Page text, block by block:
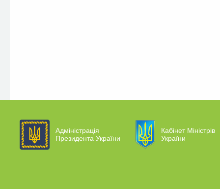
Адміністрація
Президента України
Кабінет Міністрів
України